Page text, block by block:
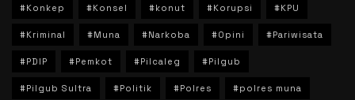
#Konkep #Konsel #konut #Korupsi #KPU
#Kriminal #Muna #Narkoba #Opini #Pariwisata
#PDIP #Pemkot #Pilcaleg #Pilgub
#Pilgub Sultra #Politik #Polres #polres muna